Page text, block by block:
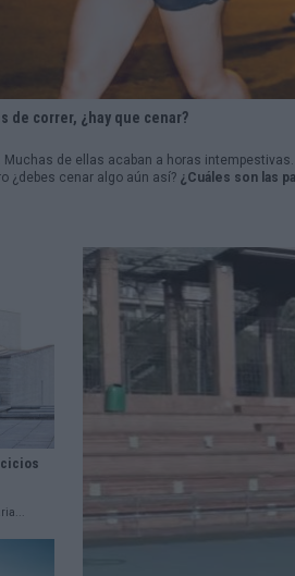
de correr, ¿hay que cenar?
Muchas de ellas acaban a horas
¿debes cenar algo aún así? ¿Cuáles son las